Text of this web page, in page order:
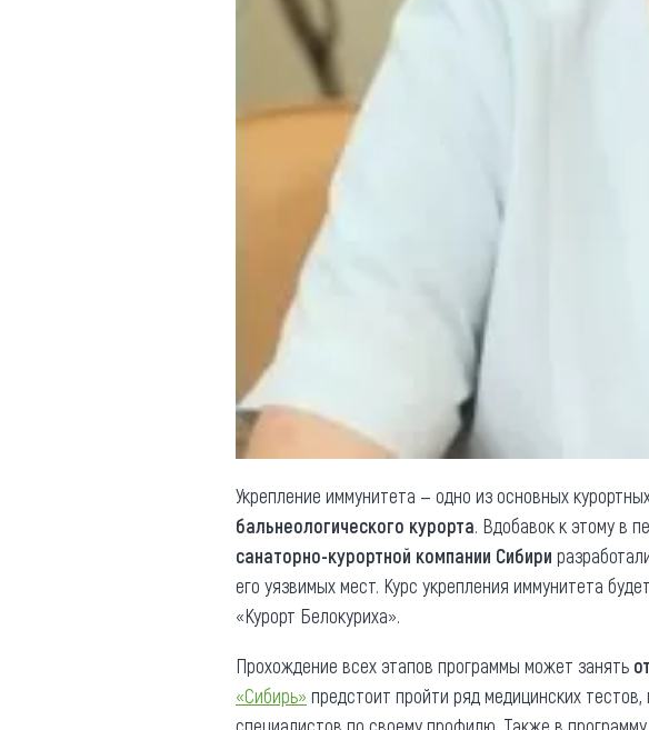
Укрепление иммунитета — одно из основных
бальнеологического курорта. Вдобавок к этому в
санаторно-курортной компании Сибири
его уязвимых мест. Курс укрепления иммунитета
«Курорт Белокуриха».
Прохождение всех этапов программы может занять
«Сибирь» предстоит пройти ряд медицинских тестов,